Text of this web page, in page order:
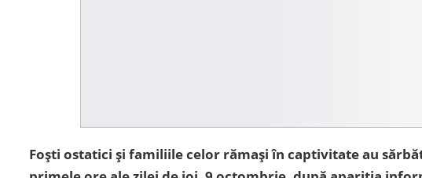
Foști ostatici și familiile celor rămași în captivitate au